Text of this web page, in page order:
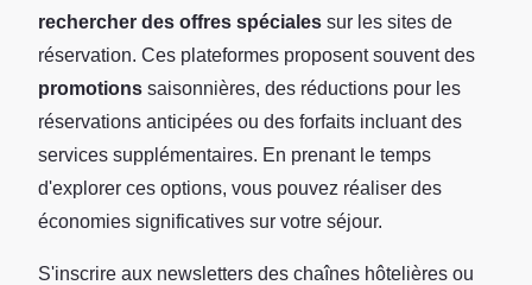
rechercher des offres spéciales sur les sites de
réservation. Ces plateformes proposent souvent des
promotions saisonnières, des réductions pour les
réservations anticipées ou des forfaits incluant des
services supplémentaires. En prenant le temps
d'explorer ces options, vous pouvez réaliser des
économies significatives sur votre séjour.
S'inscrire aux newsletters des chaînes hôtelières ou